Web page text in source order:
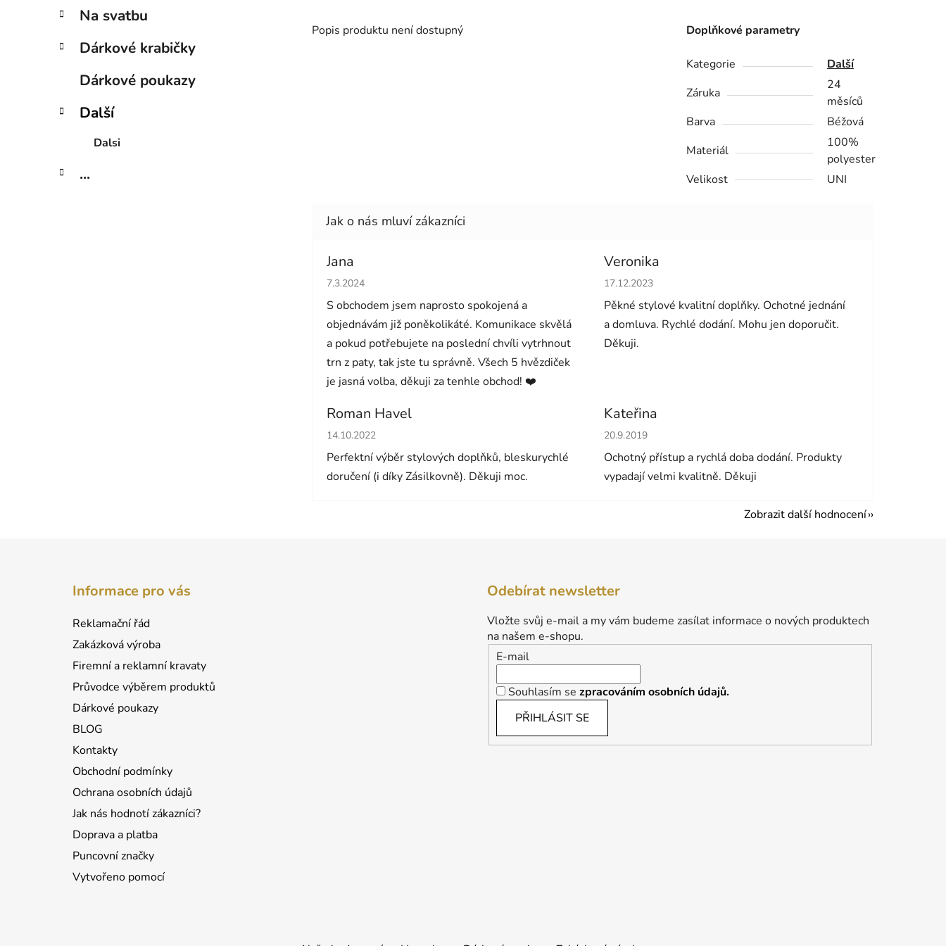
Na svatbu
Dárkové krabičky
Dárkové poukazy
Další
Dalsi
...
Popis produktu není dostupný Doplňkové parametry
Kategorie
Další
Záruka
24
měsíců
Barva
Béžová
Materiál
100%
polyester
Velikost
UNI
Jana
Hodnocení obchodu je 5 z 5 hvězdiček.
7.3.2024
S obchodem jsem naprosto spokojená a
objednávám již poněkolikáté. Komunikace skvělá
a pokud potřebujete na poslední chvíli vytrhnout
trn z paty, tak jste tu správně. Všech 5 hvězdiček
je jasná volba, děkuji za tenhle obchod! ❤️
Veronika
Hodnocení obchodu je 5 z 5 hvězdiček.
17.12.2023
Pěkné stylové kvalitní doplňky. Ochotné jednání
a domluva. Rychlé dodání. Mohu jen doporučit.
Děkuji.
Roman Havel
Hodnocení obchodu je 5 z 5 hvězdiček.
14.10.2022
Perfektní výběr stylových doplňků, bleskurychlé
doručení (i díky Zásilkovně). Děkuji moc.
Kateřina
Hodnocení obchodu je 5 z 5 hvězdiček.
20.9.2019
Ochotný přístup a rychlá doba dodání. Produkty
vypadají velmi kvalitně. Děkuji
Zobrazit další hodnocení
Informace pro vás
Reklamační řád
Zakázková výroba
Firemní a reklamní kravaty
Průvodce výběrem produktů
Dárkové poukazy
BLOG
Kontakty
Obchodní podmínky
Ochrana osobních údajů
Jak nás hodnotí zákazníci?
Doprava a platba
Puncovní značky
Vytvořeno pomocí
Odebírat newsletter
Vložte svůj e-mail a my vám budeme zasílat informace o nových produktech
na našem e-shopu.
E-mail
Souhlasím se zpracováním osobních údajů.
PŘIHLÁSIT SE